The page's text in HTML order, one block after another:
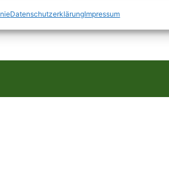
DatenschutzerklärungImpressum